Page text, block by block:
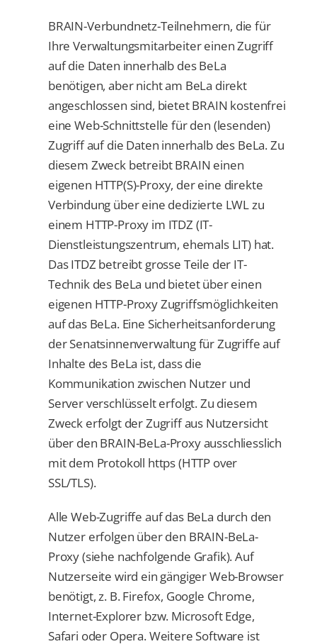
BRAIN-Verbundnetz-Teilnehmern, die für
Ihre Verwaltungsmitarbeiter einen Zugriff
auf die Daten innerhalb des BeLa
benötigen, aber nicht am BeLa direkt
angeschlossen sind, bietet BRAIN kostenfrei
eine Web-Schnittstelle für den (lesenden)
Zugriff auf die Daten innerhalb des BeLa. Zu
diesem Zweck betreibt BRAIN einen
eigenen HTTP(S)-Proxy, der eine direkte
Verbindung über eine dedizierte LWL zu
einem HTTP-Proxy im ITDZ (IT-
Dienstleistungszentrum, ehemals LIT) hat.
Das ITDZ betreibt grosse Teile der IT-
Technik des BeLa und bietet über einen
eigenen HTTP-Proxy Zugriffsmöglichkeiten
auf das BeLa. Eine Sicherheitsanforderung
der Senatsinnenverwaltung für Zugriffe auf
Inhalte des BeLa ist, dass die
Kommunikation zwischen Nutzer und
Server verschlüsselt erfolgt. Zu diesem
Zweck erfolgt der Zugriff aus Nutzersicht
über den BRAIN-BeLa-Proxy ausschliesslich
mit dem Protokoll https (HTTP over
SSL/TLS).
Alle Web-Zugriffe auf das BeLa durch den
Nutzer erfolgen über den BRAIN-BeLa-
Proxy (siehe nachfolgende Grafik). Auf
Nutzerseite wird ein gängiger Web-Browser
benötigt, z. B. Firefox, Google Chrome,
Internet-Explorer bzw. Microsoft Edge,
Safari oder Opera. Weitere Software ist